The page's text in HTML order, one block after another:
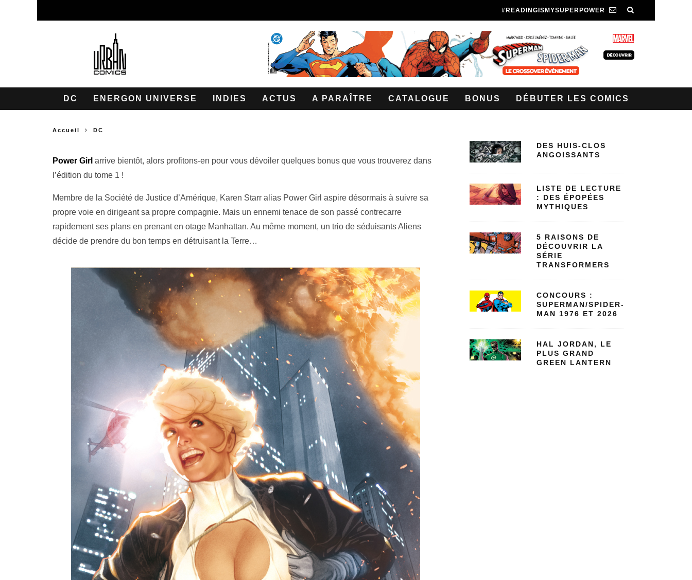
#READINGISMYSUPERPOWER
DC ENERGON UNIVERSE INDIES ACTUS A PARAÎTRE CATALOGUE BONUS DÉBUTER LES COMICS
Accueil DC
Power Girl arrive bientôt, alors profitons-en pour vous dévoiler quelques bonus que vous trouverez dans
l’édition du tome 1 !
Membre de la Société de Justice d’Amérique, Karen Starr alias Power Girl aspire désormais à suivre sa
propre voie en dirigeant sa propre compagnie. Mais un ennemi tenace de son passé contrecarre
rapidement ses plans en prenant en otage Manhattan. Au même moment, un trio de séduisants Aliens
décide de prendre du bon temps en détruisant la Terre…
DES HUIS-CLOS
ANGOISSANTS
LISTE DE LECTURE
: DES ÉPOPÉES
MYTHIQUES
5 RAISONS DE
DÉCOUVRIR LA
SÉRIE
TRANSFORMERS
CONCOURS :
SUPERMAN/SPIDER-
MAN 1976 ET 2026
HAL JORDAN, LE
PLUS GRAND
GREEN LANTERN